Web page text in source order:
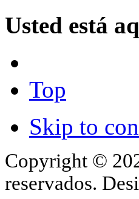
Usted está
Top
Skip to
Copyright ©
reservados.